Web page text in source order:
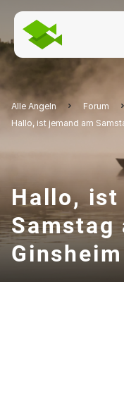
Alle Angeln Forum
Hallo, ist jemand am
Hallo, ist